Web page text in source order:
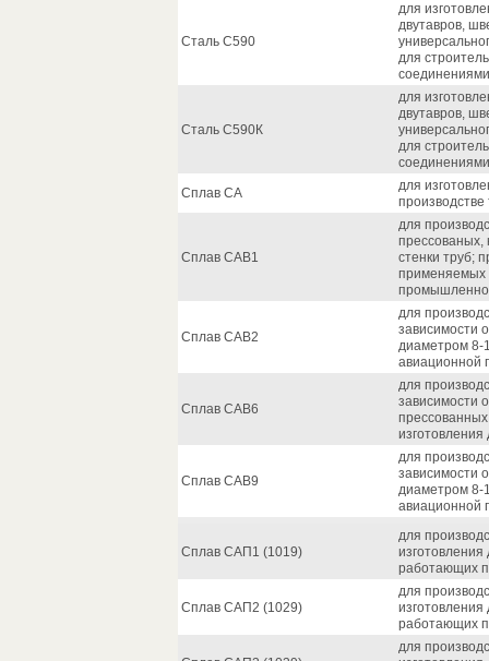
Сталь С590
для
двутавров,
для
Сталь С590К
для
двутавров,
для
Сплав СА
для
Сплав САВ1
для
прессованых,
стенки труб;
применяемых
Сплав САВ2
для
зависимости
диаметром 8-
авиационной
Сплав САВ6
для
зависимости
Сплав САВ9
для
зависимости
диаметром 8-
авиационной
Сплав САП1 (1019)
для
изготовления
работающих
Сплав САП2 (1029)
для
изготовления
работающих
для